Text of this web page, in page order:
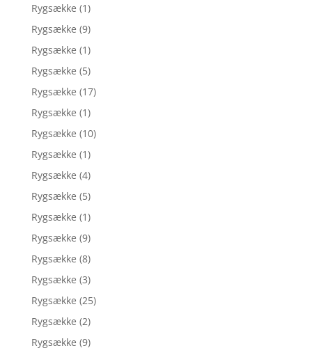
Rygsække (1)
Rygsække (9)
Rygsække (1)
Rygsække (5)
Rygsække (17)
Rygsække (1)
Rygsække (10)
Rygsække (1)
Rygsække (4)
Rygsække (5)
Rygsække (1)
Rygsække (9)
Rygsække (8)
Rygsække (3)
Rygsække (25)
Rygsække (2)
Rygsække (9)